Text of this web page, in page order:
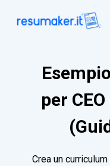
per
Crea un